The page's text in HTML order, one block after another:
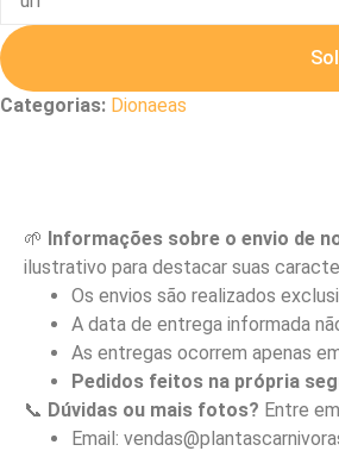
Categorias: Dionaeas
🌱 Informações sobre o envio de
ilustrativo para destacar suas
Os envios são realizados
A data de entrega informada
As entregas ocorrem apenas
Pedidos feitos na própria
📞 Dúvidas ou mais fotos? Entre
Email: